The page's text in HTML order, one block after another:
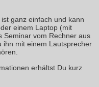
ganz einfach und kann
einem Laptop (mit
Seminar vom Rechner aus
ihn mit einem Lautsprecher
erhältst Du kurz